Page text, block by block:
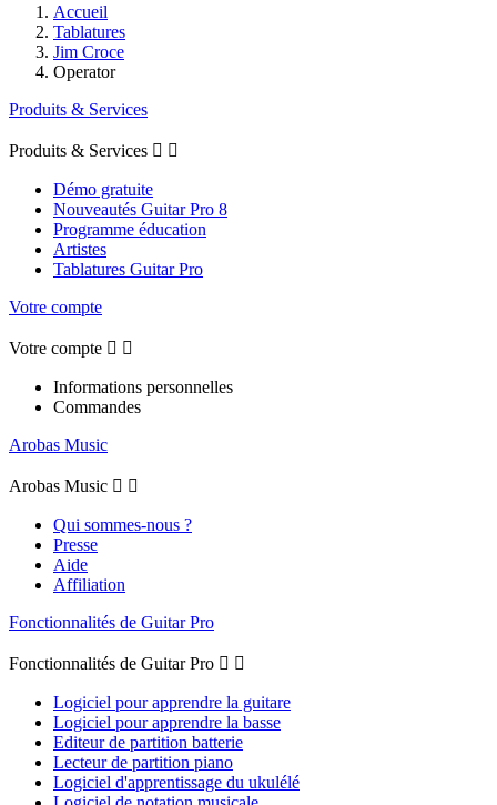
Accueil
Tablatures
Jim Croce
Operator
Produits & Services
Produits & Services  
Démo gratuite
Nouveautés Guitar Pro 8
Programme éducation
Artistes
Tablatures Guitar Pro
Votre compte
Votre compte  
Informations personnelles
Commandes
Arobas Music
Arobas Music  
Qui sommes-nous ?
Presse
Aide
Affiliation
Fonctionnalités de Guitar Pro
Fonctionnalités de Guitar Pro  
Logiciel pour apprendre la guitare
Logiciel pour apprendre la basse
Editeur de partition batterie
Lecteur de partition piano
Logiciel d'apprentissage du ukulélé